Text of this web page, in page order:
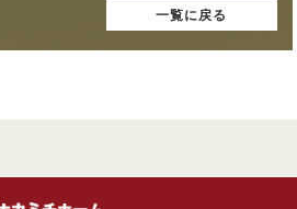
一覧に戻る